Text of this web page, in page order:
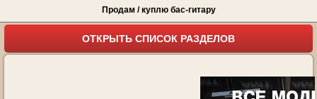
Продам / куплю бас-гитару
ОТКРЫТЬ СПИСОК РАЗДЕЛОВ